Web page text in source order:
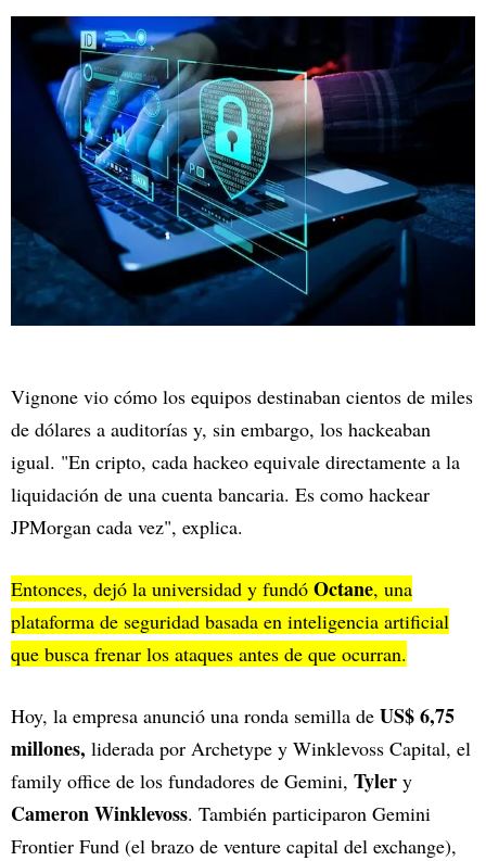
Vignone vio cómo los equipos destinaban cientos de miles
de dólares a auditorías y, sin embargo, los hackeaban
igual. "En cripto, cada hackeo equivale directamente a la
liquidación de una cuenta bancaria. Es como hackear
JPMorgan cada vez", explica.
Entonces, dejó la universidad y fundó Octane, una
plataforma de seguridad basada en inteligencia artificial
que busca frenar los ataques antes de que ocurran.
Hoy, la empresa anunció una ronda semilla de US$ 6,75
millones, liderada por Archetype y Winklevoss Capital, el
family office de los fundadores de Gemini, Tyler y
Cameron Winklevoss. También participaron Gemini
Frontier Fund (el brazo de venture capital del exchange),